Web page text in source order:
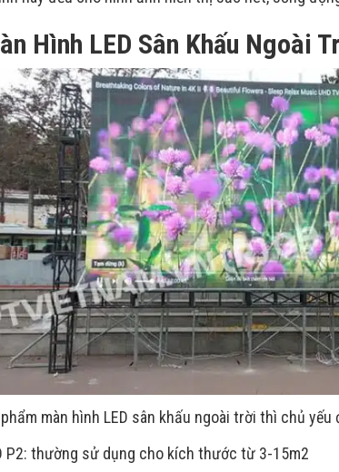
Hình LED Sân Khấu Ngoài
màn hình LED sân khấu ngoài trời thì chủ
P2: thường sử dụng cho kích thước từ 3-15m2